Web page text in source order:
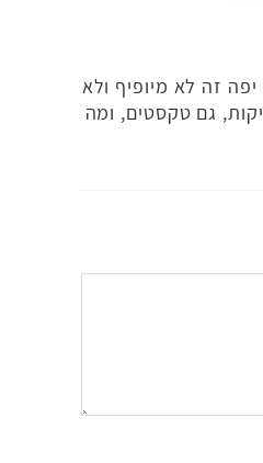
זה לא מיופיף ולא
גם טקסטים, ומה